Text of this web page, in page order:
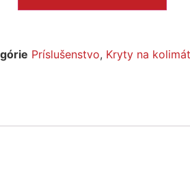
Príslušenstvo, Kryty na